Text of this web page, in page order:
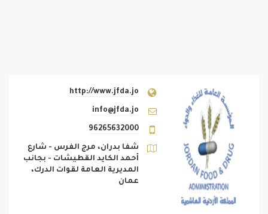
http://www.jfda.jo
info@jfda.jo
96265632000
شفا بدران، مرج الفرس - شارع
أحمد الكايد القطيشات - بجانب
المديرية العامة لقوات الدرك،
عمان